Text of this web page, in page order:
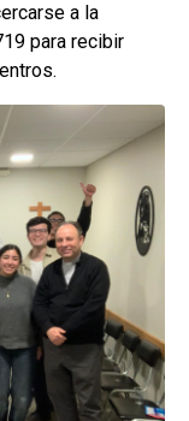
a la
para recibir